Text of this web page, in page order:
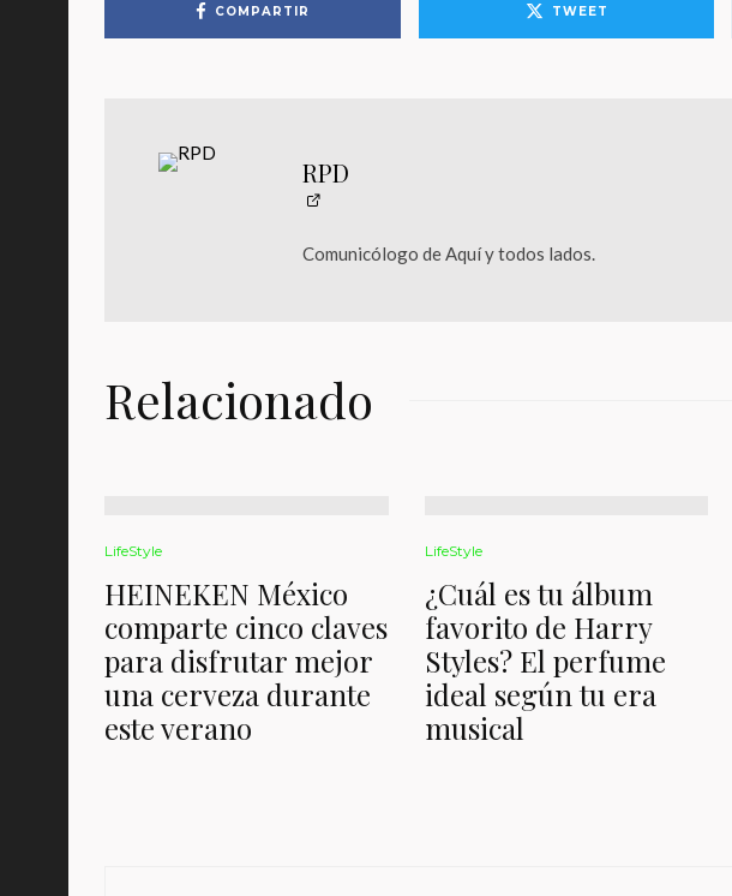
COMPARTIR TWEET
RPD
Comunicólogo de Aquí y todos lados.
Relacionado
LifeStyle
HEINEKEN México
comparte cinco claves
para disfrutar mejor
una cerveza durante
este verano
LifeStyle
¿Cuál es tu álbum
favorito de Harry
Styles? El perfume
ideal según tu era
musical